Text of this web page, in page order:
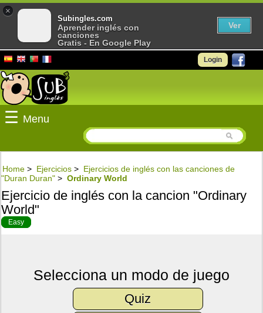
Login
☰ Menu
Home > Ejercicios > Ejercicios de inglés con las canciones de
"Duran Duran" > Ordinary World
Ejercicio de inglés con la cancion "Ordinary
World"
Easy
Selecciona un modo de juego
Quiz
×
Subingles.com
Aprender inglés con
canciones
Gratis - En Google Play
Ver